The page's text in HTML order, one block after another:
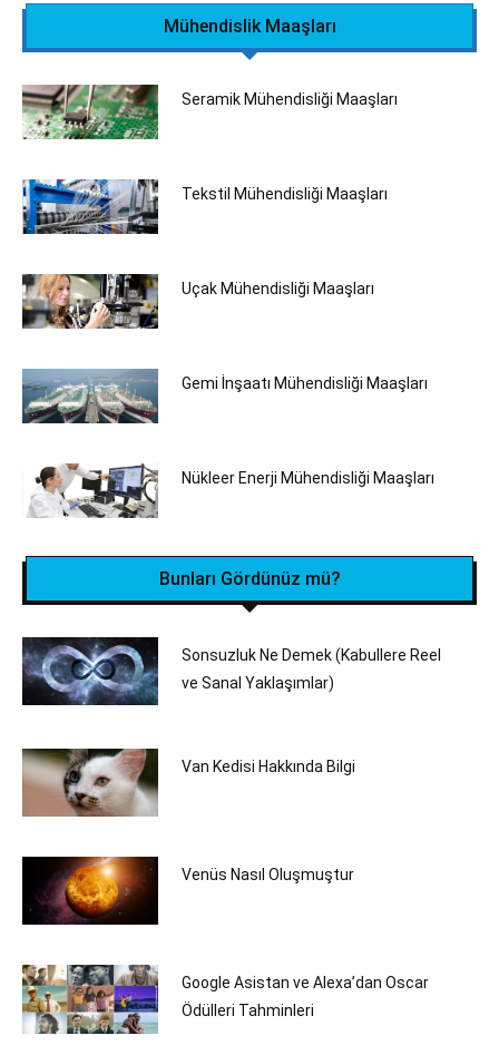
Mühendislik Maaşları
Seramik Mühendisliği‎ Maaşları
Tekstil Mühendisliği‎ Maaşları
Uçak Mühendisliği Maaşları
Gemi İnşaatı Mühendisliği Maaşları
Nükleer Enerji Mühendisliği Maaşları
Bunları Gördünüz mü?
Sonsuzluk Ne Demek (Kabullere Reel
ve Sanal Yaklaşımlar)
Van Kedisi Hakkında Bilgi
Venüs Nasıl Oluşmuştur
Google Asistan ve Alexa’dan Oscar
Ödülleri Tahminleri